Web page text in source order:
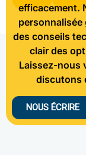
efficacement.
des conseils
clair des
Laissez-nous
discutons
NOUS ÉCRIRE